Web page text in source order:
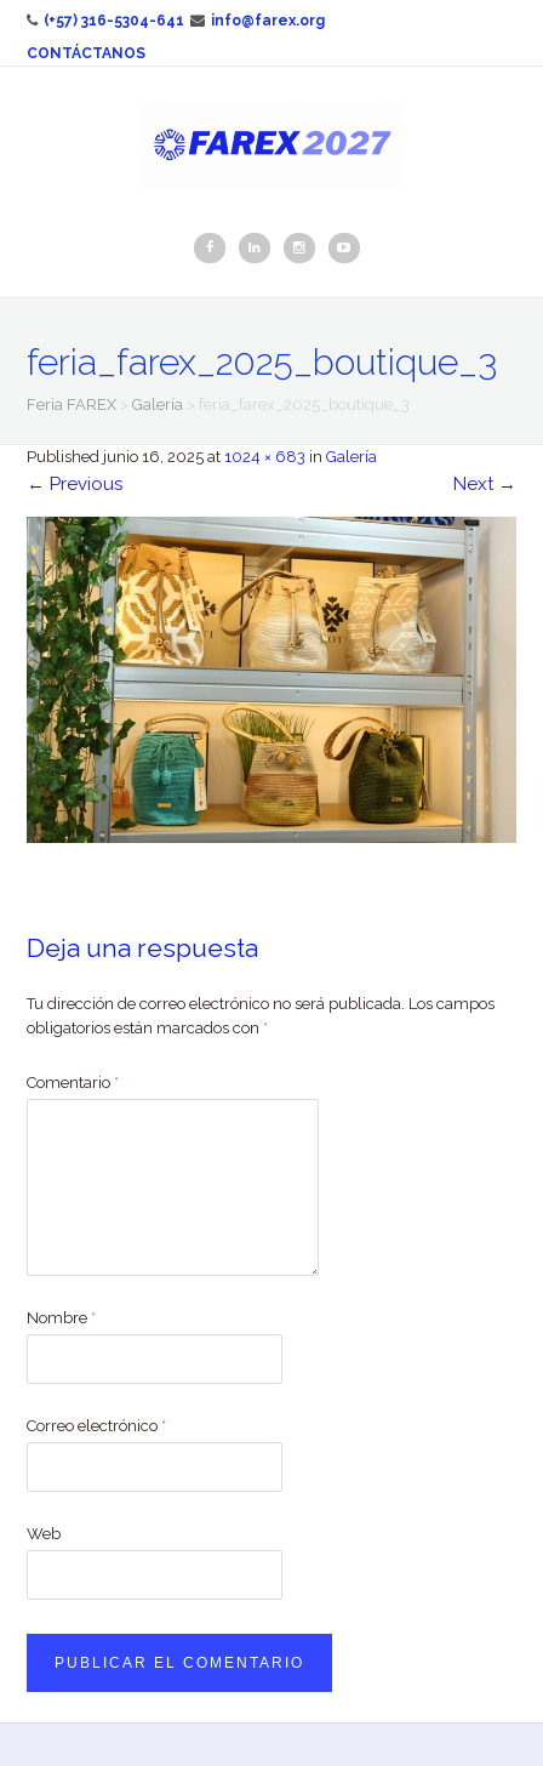
(+57) 316-5304-641
info@farex.org
CONTÁCTANOS
feria_farex_2025_boutique_3
Feria FAREX >Galería >feria_farex_2025_boutique_3
Published junio 16, 2025 at 1024 × 683 inGalería
← Previous Next →
Deja una respuesta
Tu dirección de correo electrónico no será publicada. Los campos
obligatorios están marcados con *
Comentario *
Nombre *
Correo electrónico *
Web